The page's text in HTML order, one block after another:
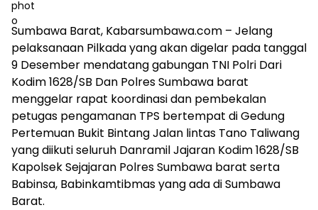
Sumbawa Barat, Kabarsumbawa.com – Jelang
pelaksanaan Pilkada yang akan digelar pada tanggal
9 Desember mendatang gabungan TNI Polri Dari
Kodim 1628/SB Dan Polres Sumbawa barat
menggelar rapat koordinasi dan pembekalan
petugas pengamanan TPS bertempat di Gedung
Pertemuan Bukit Bintang Jalan lintas Tano Taliwang
yang diikuti seluruh Danramil Jajaran Kodim 1628/SB
Kapolsek Sejajaran Polres Sumbawa barat serta
Babinsa, Babinkamtibmas yang ada di Sumbawa
Barat.